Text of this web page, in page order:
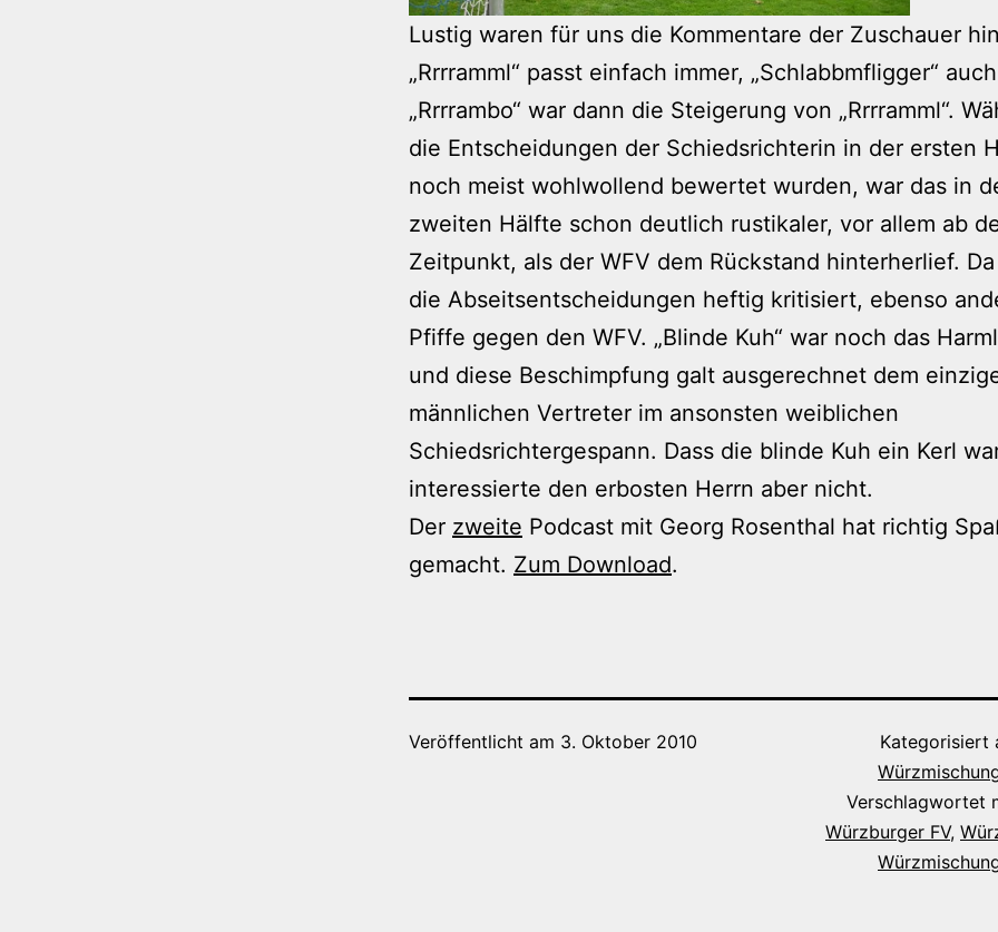
Lustig waren für uns die Kommentare der Zuschauer
„Rrrramml“ passt einfach immer, „Schlabbmfligger“
„Rrrrambo“ war dann die Steigerung von „Rrrramml“.
die Entscheidungen der Schiedsrichterin in der ersten
noch meist wohlwollend bewertet wurden, war das in
zweiten Hälfte schon deutlich rustikaler, vor allem ab
Zeitpunkt, als der WFV dem Rückstand hinterherlief.
die Abseitsentscheidungen heftig kritisiert, ebenso
Pfiffe gegen den WFV. „Blinde Kuh“ war noch das
und diese Beschimpfung galt ausgerechnet dem
männlichen Vertreter im ansonsten weiblichen
Schiedsrichtergespann. Dass die blinde Kuh ein Kerl
interessierte den erbosten Herrn aber nicht.
Der zweite Podcast mit Georg Rosenthal hat richtig
gemacht. Zum Download.
Veröffentlicht am 3. Oktober 2010 Kategorisiert
Verschlagwortet
Würzburger FV,